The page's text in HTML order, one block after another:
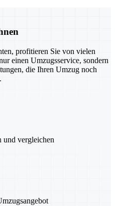
profitieren Sie von vielen
einen Umzugsservice, sondern
die Ihren Umzug noch
und vergleichen